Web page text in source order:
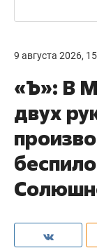
9 августа 2026,
«Ъ»: В
двух